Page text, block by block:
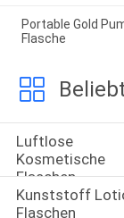
Portable Gold
Flasche
Luftlose
Kosmetische
Flaschen
Kunststoff
Flaschen